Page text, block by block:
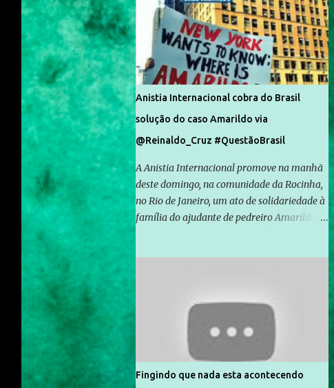
Anistia Internacional cobra do Brasil
solução do caso Amarildo via
@Reinaldo_Cruz #QuestãoBrasil
A Anistia Internacional promove na manhã
deste domingo, na comunidade da Rocinha,
no Rio de Janeiro, um ato de solidariedade à
família do ajudante de pedreiro Amarildo de
Rocinha. A assessora de Direitos Humanos
da Anistia Internacional, Renata Neder, disse
à Agência Brasil que ações e atividades de
mobilização são feitas normalmente pela
organização não governamental. As ações
de solidariedade são promovidas em apoio
Fingindo que nada esta acontecendo